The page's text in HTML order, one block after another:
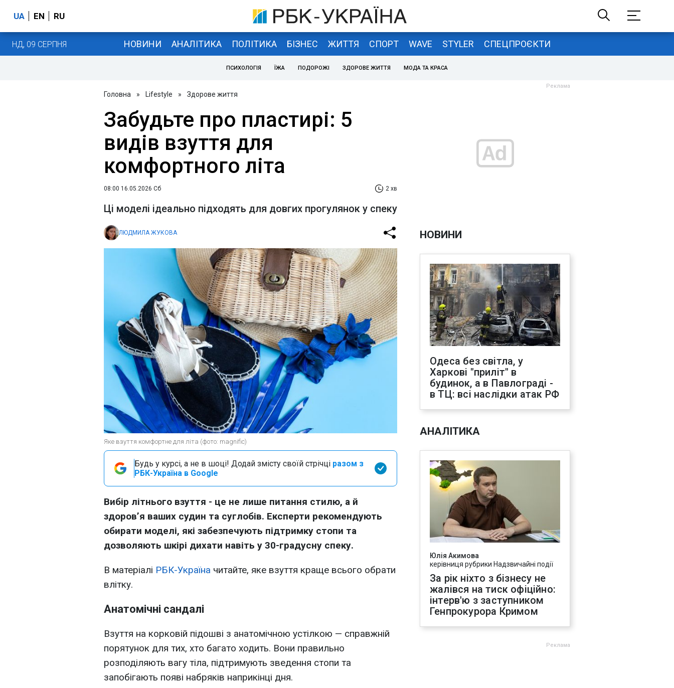
UA EN RU
НД, 09 СЕРПНЯ НОВИНИ АНАЛІТИКА ПОЛІТИКА БІЗНЕС ЖИТТЯ СПОРТ WAVE STYLER СПЕЦПРОЄКТИ
ПСИХОЛОГІЯ ЇЖА ПОДОРОЖІ ЗДОРОВЕ ЖИТТЯ МОДА ТА КРАСА
Головна » Lifestyle » Здорове життя
Забудьте про пластирі: 5
видів взуття для
комфортного літа
08:00 16.05.2026 Сб 2 хв
Ці моделі ідеально підходять для довгих прогулянок у спеку
ЛЮДМИЛА ЖУКОВА
Яке взуття комфортне для літа (фото: magnific)
Будь у курсі, а не в шоці! Додай змісту своїй стрічці разом з
РБК-Україна в Google
Вибір літнього взуття - це не лише питання стилю, а й
здоров’я ваших судин та суглобів. Експерти рекомендують
обирати моделі, які забезпечують підтримку стопи та
дозволяють шкірі дихати навіть у 30-градусну спеку.
В матеріалі РБК-Україна читайте, яке взуття краще всього обрати
влітку.
Анатомічні сандалі
Взуття на корковій підошві з анатомічною устілкою — справжній
порятунок для тих, хто багато ходить. Вони правильно
розподіляють вагу тіла, підтримують зведення стопи та
запобігають появі набряків наприкінці дня.
НОВИНИ
Одеса без світла, у
Харкові "приліт" в
будинок, а в Павлограді -
в ТЦ: всі наслідки атак РФ
АНАЛІТИКА
Юлія Акимова
керівниця рубрики Надзвичайні події
За рік ніхто з бізнесу не
жалівся на тиск офіційно:
інтерв'ю з заступником
Генпрокурора Кримом